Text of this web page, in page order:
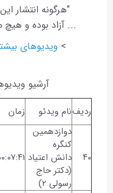
"هرگونه انتشار
... آزاد بوده و هیچ
> ویدیوهای
آرشیو
ردیفنام ویدئو زمان
۴۰
دوازدهمین
کنگره
دانش اعتیاد
(دکتر حاج
رسولی ۲)